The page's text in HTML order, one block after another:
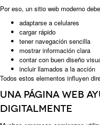
Por eso, un sitio web moderno
adaptarse a celulares
cargar rápido
tener navegación sencilla
mostrar información clara
contar con buen diseño
incluir llamados a la acción
Todos estos elementos influyen
Una página web
digitalmente